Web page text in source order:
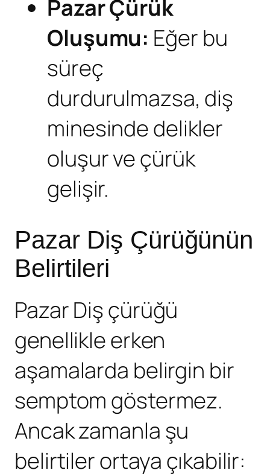
PazarÇürük
Oluşumu: Eğer bu
süreç
durdurulmazsa, diş
minesinde delikler
oluşur ve çürük
gelişir.
Pazar Diş Çürüğünün
Belirtileri
Pazar Diş çürüğü
genellikle erken
aşamalarda belirgin bir
semptom göstermez.
Ancak zamanla şu
belirtiler ortaya çıkabilir: